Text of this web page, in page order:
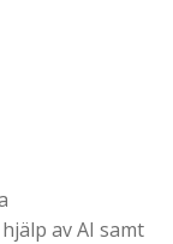
av AI samt